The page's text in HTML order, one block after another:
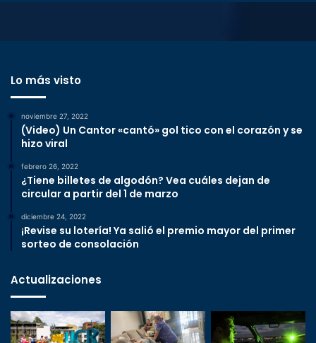
Lo más visto
noviembre 27, 2022
(Video) Un Cantor «cantó» gol tico con el corazón y se
hizo viral
febrero 26, 2022
¿Tiene billetes de algodón? Vea cuáles dejan de
circular a partir del 1 de marzo
diciembre 24, 2022
¡Revise su lotería! Ya salió el premio mayor del primer
sorteo de consolación
Actualizaciones